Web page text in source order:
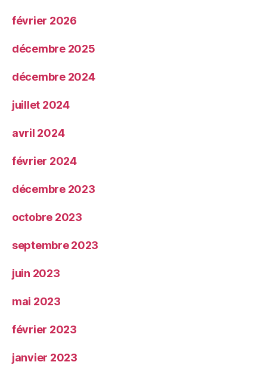
février 2026
décembre 2025
décembre 2024
juillet 2024
avril 2024
février 2024
décembre 2023
octobre 2023
septembre 2023
juin 2023
mai 2023
février 2023
janvier 2023